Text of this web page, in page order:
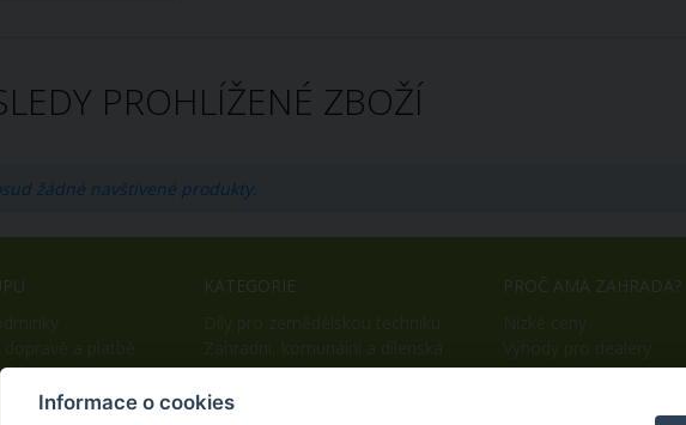
PROHLÍŽENÉ ZBOŽÍ
žádné navštívené produkty.
KATEGORIE
technika
PROČ AMA ZAHRADA?
Snadný nákup
Informace o cookies